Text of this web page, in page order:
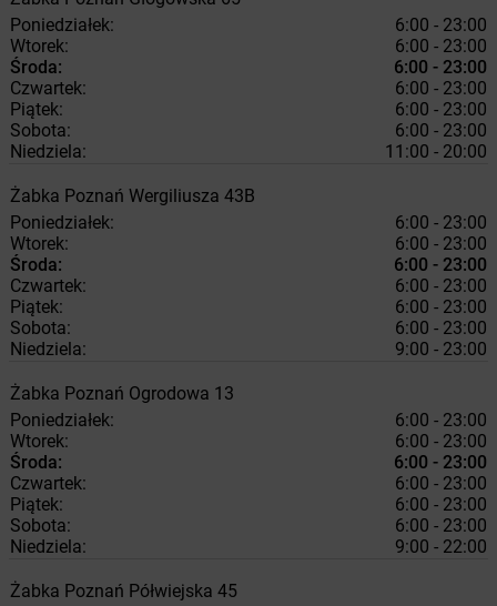
Poniedziałek:
6:00 - 23:00
Wtorek:
6:00 - 23:00
Środa:
6:00 - 23:00
Czwartek:
6:00 - 23:00
Piątek:
6:00 - 23:00
Sobota:
6:00 - 23:00
Niedziela:
11:00 - 20:00
Żabka Poznań Wergiliusza 43B
Poniedziałek:
6:00 - 23:00
Wtorek:
6:00 - 23:00
Środa:
6:00 - 23:00
Czwartek:
6:00 - 23:00
Piątek:
6:00 - 23:00
Sobota:
6:00 - 23:00
Niedziela:
9:00 - 23:00
Żabka Poznań Ogrodowa 13
Poniedziałek:
6:00 - 23:00
Wtorek:
6:00 - 23:00
Środa:
6:00 - 23:00
Czwartek:
6:00 - 23:00
Piątek:
6:00 - 23:00
Sobota:
6:00 - 23:00
Niedziela:
9:00 - 22:00
Żabka Poznań Półwiejska 45